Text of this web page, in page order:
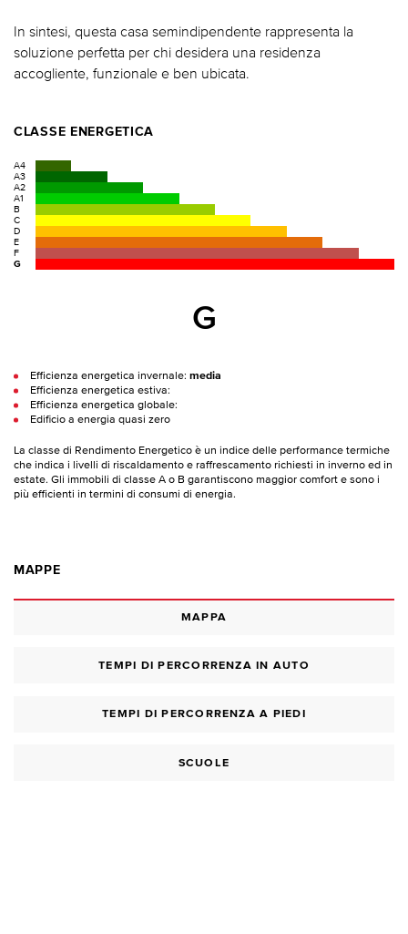
In sintesi, questa casa semindipendente rappresenta la
soluzione perfetta per chi desidera una residenza
accogliente, funzionale e ben ubicata.
CLASSE ENERGETICA
A4
A3
A2
A1
B
C
D
E
F
G
G
Efficienza energetica invernale: media
Efficienza energetica estiva:
Efficienza energetica globale:
Edificio a energia quasi zero
La classe di Rendimento Energetico è un indice delle performance termiche
che indica i livelli di riscaldamento e raffrescamento richiesti in inverno ed in
estate. Gli immobili di classe A o B garantiscono maggior comfort e sono i
più efficienti in termini di consumi di energia.
MAPPE
MAPPA
TEMPI DI PERCORRENZA IN AUTO
TEMPI DI PERCORRENZA A PIEDI
SCUOLE